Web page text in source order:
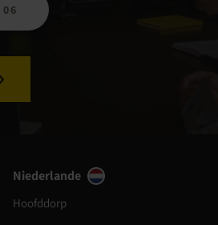
06
Niederlande
Hoofddorp